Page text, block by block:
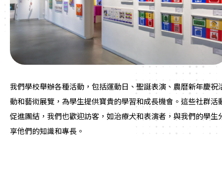
我們學校舉辦各種活動，包括運動日、聖誕表演、農曆新年慶祝
動和藝術展覽，為學生提供寶貴的學習和成長機會。這些社群活
促進團結，我們也歡迎訪客，如治療犬和表演者，與我們的學生
享他們的知識和專長。